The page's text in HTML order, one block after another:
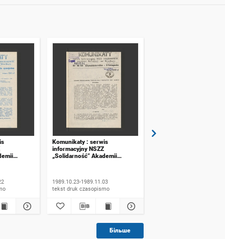
Komunikaty : serwis
informacyjny NSZZ
„Solidarność” Akademii
1989.10.23-1989.11.03
tekst druk czasopismo
Більше